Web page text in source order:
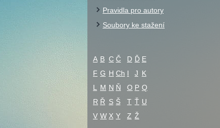
Pravidla pro autory
Soubory ke stažení
A B C Č D Ď E
F G H Ch I J K
L
M N Ň O P Q
R Ř S Š T Ť U
V W X Y Z Ž